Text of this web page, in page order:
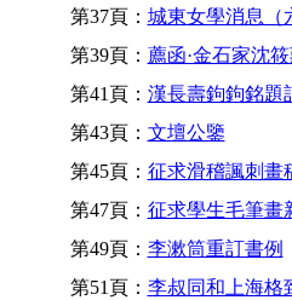
第37頁： 城東女學消息（
第39頁： 薦函·金石家沈
第41頁： 漢長壽鉤鉤銘題
第43頁： 文壇公鑒
第45頁： 征求滑稽諷刺畫
第47頁： 征求學生毛筆畫
第49頁： 李漱筒重訂書例
第51頁： 李叔同和上海格